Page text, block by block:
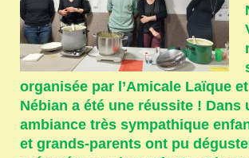
organisée par l’Amicale Laïque
Nébian a été une réussite ! Dans
ambiance très sympathique
et grands-parents ont pu